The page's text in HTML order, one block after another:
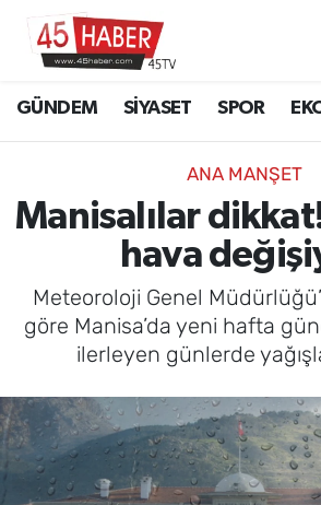
GÜNDEM SİYASET SPOR
ANA MANŞET
Manisalılar
hava
Meteoroloji Genel
göre Manisa’da yeni hafta
ilerleyen günlerde
SİYASET
SPOR
EKONOMİ
3.SAYFA
EĞİTİM
SAĞLIK
YAŞAM
Manisa Hava Durumu
Manisa Namaz Vakitleri
Manisa Trafik Yoğunluk
Süper Lig Puan Durumu ve
Tüm Manşetler
Son Dakika Haberleri
Haber Arşivi